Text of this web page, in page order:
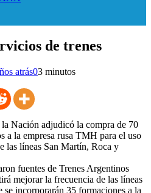
de trenes
atrás03 minutos
Nación adjudicó la compra de 70
a la empresa rusa TMH para el uso
las líneas San Martín, Roca y
fuentes de Trenes Argentinos
mejorar la frecuencia de las líneas
se incorporarán 35 formaciones a la